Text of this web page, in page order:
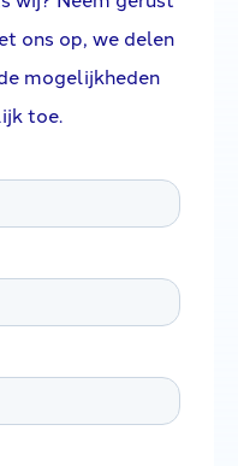
ons op, we delen
mogelijkheden
toe.